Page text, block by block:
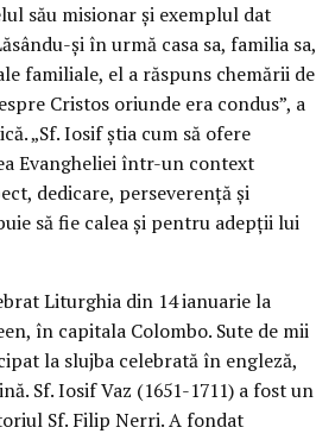
său misionar şi exemplul dat
şi în urmă casa sa, familia sa,
familiale, el a răspuns chemării de
Cristos oriunde era condus”, a
„Sf. Iosif ştia cum să ofere
Evangheliei într-un context
dedicare, perseverenţă şi
să fie calea şi pentru adepţii lui
Liturghia din 14 ianuarie la
în capitala Colombo. Sute de mii
la slujba celebrată în engleză,
Sf. Iosif Vaz (1651-1711) a fost un
Sf. Filip Nerri. A fondat